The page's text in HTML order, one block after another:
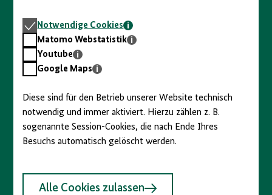
Notwendige
Cookies
Notwendige Cookies
Matomo
Webstatistik
Matomo Webstatistik
Youtube
Youtube
GoogleGoogle Maps
Diese sind für den Betrieb unserer Website technisch
notwendig und immer aktiviert. Hierzu zählen z. B.
sogenannte Session-Cookies, die nach Ende Ihres
Besuchs automatisch gelöscht werden.
Alle Cookies zulassen